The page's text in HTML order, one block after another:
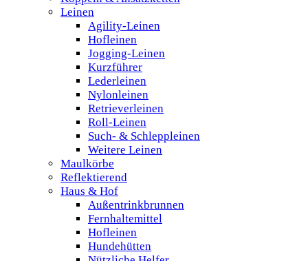
Leinen
Agility-Leinen
Hofleinen
Jogging-Leinen
Kurzführer
Lederleinen
Nylonleinen
Retrieverleinen
Roll-Leinen
Such- & Schleppleinen
Weitere Leinen
Maulkörbe
Reflektierend
Haus & Hof
Außentrinkbrunnen
Fernhaltemittel
Hofleinen
Hundehütten